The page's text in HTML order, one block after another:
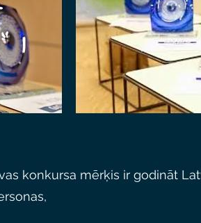
konkursa mērķis ir godināt